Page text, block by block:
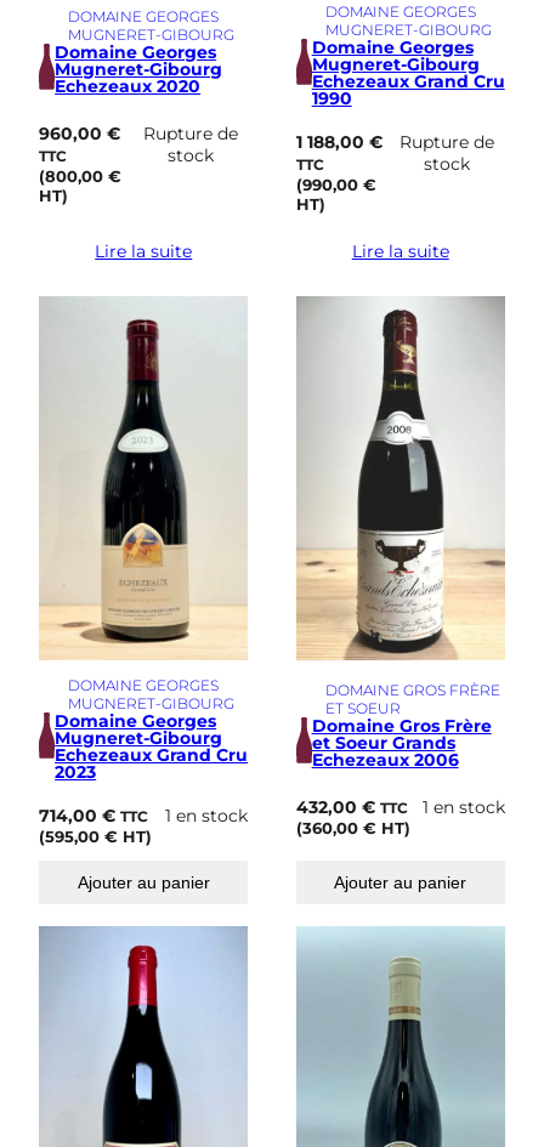
DOMAINE GEORGES
MUGNERET-GIBOURG
Domaine Georges
Mugneret-Gibourg
Echezeaux 2020
960,00€
TTC
(800,00€
HT)
Rupture de
stock
Lire la suite
DOMAINE GEORGES
MUGNERET-GIBOURG
Domaine Georges
Mugneret-Gibourg
Echezeaux Grand Cru
1990
1 188,00 €
TTC
(990,00 €
HT)
Rupture de
stock
Lire la suite
DOMAINE GEORGES
MUGNERET-GIBOURG
Domaine Georges
Mugneret-Gibourg
Echezeaux Grand Cru
2023
714,00€ TTC
(595,00€ HT)
1 en stock
Ajouter au panier
DOMAINE GROS FRÈRE
ET SOEUR
Domaine Gros Frère
et Soeur Grands
Echezeaux 2006
432,00 € TTC
(360,00 €HT)
1 en stock
Ajouter au panier